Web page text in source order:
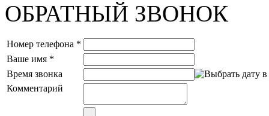
ОБРАТНЫЙ ЗВОНОК
Номер телефона *
Ваше имя *
Время звонка
Комментарий